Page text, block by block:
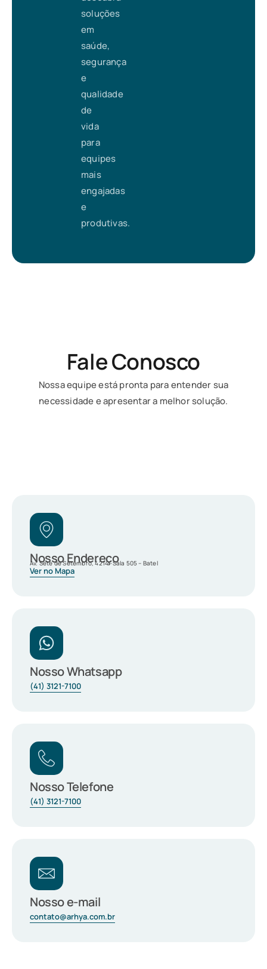
soluções
em
saúde,
segurança
e
qualidade
de
vida
para
equipes
mais
engajadas
e
produtivas.
Fale Conosco
Nossa equipe está pronta para entender sua
necessidade e apresentar a melhor solução.
Nosso Endereço
Av. Sete de Setembro, 4214 -Sala 505 – Batel
Ver no Mapa
Nosso Whatsapp
(41) 3121-7100
Nosso Telefone
(41) 3121-7100
Nosso e-mail
contato@arhya.com.br